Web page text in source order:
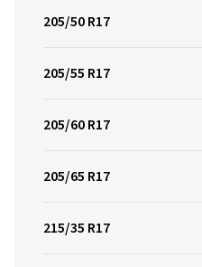
205/50 R17
205/55 R17
205/60 R17
205/65 R17
215/35 R17